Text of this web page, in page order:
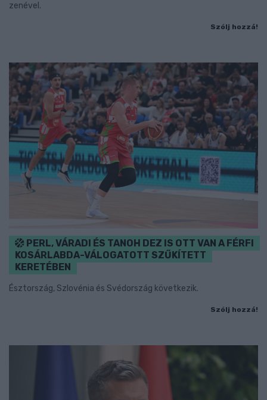
zenével.
Szólj hozzá!
PERL, VÁRADI ÉS TANOH DEZ IS OTT VAN A FÉRFI
KOSÁRLABDA-VÁLOGATOTT SZŰKÍTETT
KERETÉBEN
Észtország, Szlovénia és Svédország következik.
Szólj hozzá!